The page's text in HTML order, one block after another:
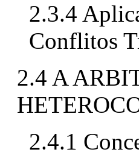
2.3.4
Conflitos
2.4 A
2.4.1